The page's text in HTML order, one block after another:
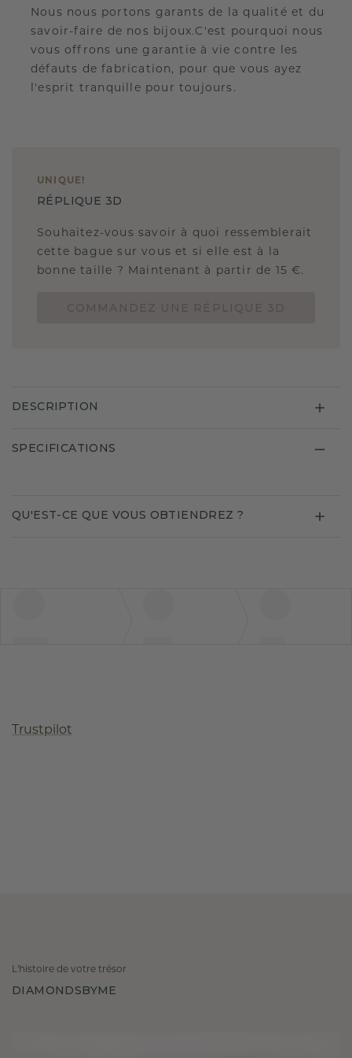
Nous nous portons garants de la qualité et du
savoir-faire de nos bijoux.C'est pourquoi nous
vous offrons une garantie à vie contre les
défauts de fabrication, pour que vous ayez
l'esprit tranquille pour toujours.
UNIQUE !
RÉPLIQUE 3D
Souhaitez-vous savoir à quoi ressemblerait
cette bague sur vous et si elle est à la
bonne taille ? Maintenant à partir de 15 €.
DESCRIPTION
SPECIFICATIONS
QU'EST-CE QUE VOUS OBTIENDREZ ?
Trustpilot
L'histoire de votre trésor
DIAMONDSBYME